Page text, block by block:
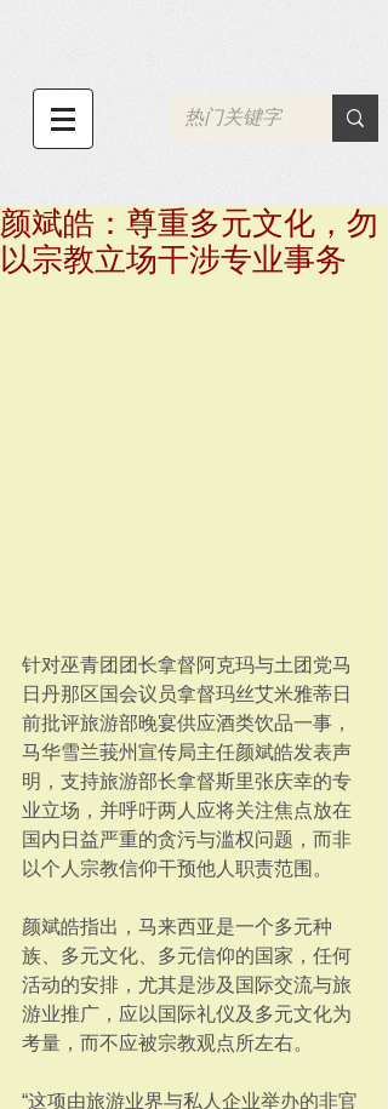
颜斌皓：尊重多元文化，勿
以宗教立场干涉专业事务
针对巫青团团长拿督阿克玛与土团党马
日丹那区国会议员拿督玛丝艾米雅蒂日
前批评旅游部晚宴供应酒类饮品一事，
马华雪兰莪州宣传局主任颜斌皓发表声
明，支持旅游部长拿督斯里张庆幸的专
业立场，并呼吁两人应将关注焦点放在
国内日益严重的贪污与滥权问题，而非
以个人宗教信仰干预他人职责范围。
颜斌皓指出，马来西亚是一个多元种
族、多元文化、多元信仰的国家，任何
活动的安排，尤其是涉及国际交流与旅
游业推广，应以国际礼仪及多元文化为
考量，而不应被宗教观点所左右。
“这项由旅游业界与私人企业举办的非官